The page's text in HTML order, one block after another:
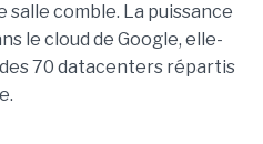
salle comble. La puissance
le cloud de Google, elle-
70 datacenters répartis